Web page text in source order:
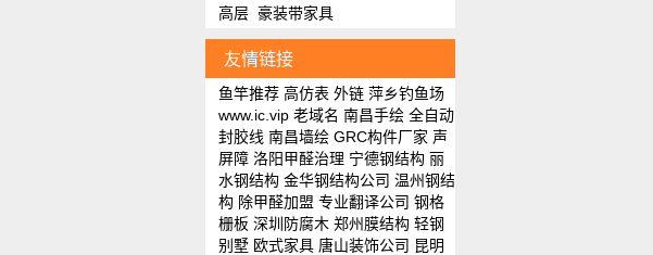
高层 豪装带家具
友情链接
鱼竿推荐 高仿表 外链 萍乡钓鱼场
www.ic.vip 老域名 南昌手绘 全自动
封胶线 南昌墙绘 GRC构件厂家 声
屏障 洛阳甲醛治理 宁德钢结构 丽
水钢结构 金华钢结构公司 温州钢结
构 除甲醛加盟 专业翻译公司 钢格
栅板 深圳防腐木 郑州膜结构 轻钢
别墅 欧式家具 唐山装饰公司 昆明